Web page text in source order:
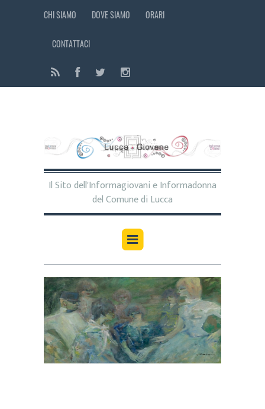
CHI SIAMO DOVE SIAMO ORARI
CONTATTACI
Il Sito dell'Informagiovani e Informadonna
del Comune di Lucca